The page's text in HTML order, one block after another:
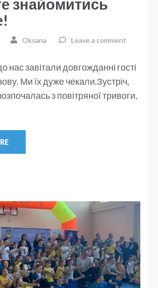
знайомитись
Oksana Leave a comment
нас завітали довгожданні гості
Ми їх дуже чекали.Зустріч,
з повітряної тривоги,